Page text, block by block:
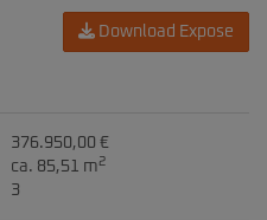
Download Expose
376.950,00 €
ca. 85,51 m2
3